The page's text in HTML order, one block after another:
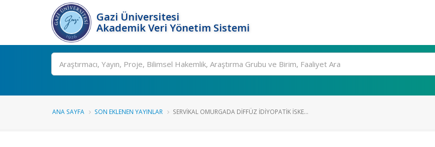
Gazi Üniversitesi
Akademik Veri Yönetim Sistemi
Ara
ANA SAYFA SON EKLENEN YAYINLAR SERVIKAL OMURGADA DIFFÜZ IDIYOPATIK ISKE...